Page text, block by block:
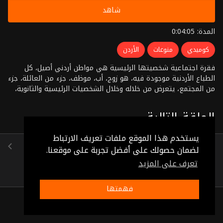
يستخدم هذا الموقع ملفات تعريف الارتباط
لضمان حصولك على أفضل تجربة على موقعنا.
تعرف على المزيد
فهمتها
شاهد
المدة: 0:04:05
كوميدي منوعات الأردن
فقرة اجتماعية شخصيتها الرئيسية هي مواطن أردني أصيل، كل
الطباع الأردنية موجودة فيه، هو زوج، أب، موظف، جزء من العائلة، جزء
من المجتمع، يتعرض من خلاله وخلال الشخصيات الرئيسية والثانوية،
الحلقة التالية
خشنة ولا ناعمة
(0:03:46)